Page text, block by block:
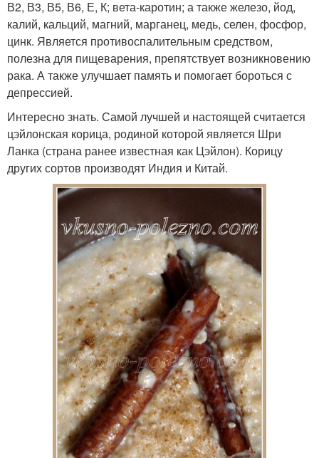
В2, В3, В5, В6, Е, К; вета-каротин; а также железо, йод,
калий, кальций, магний, марганец, медь, селен, фосфор,
цинк. Является противоспалительным средством,
полезна для пищеварения, препятствует возникновению
рака. А также улучшает память и помогает бороться с
депрессией.
Интересно знать. Самой лучшей и настоящей считается
цэйлонская корица, родиной которой является Шри
Ланка (страна ранее известная как Цэйлон). Корицу
других сортов производят Индия и Китай.